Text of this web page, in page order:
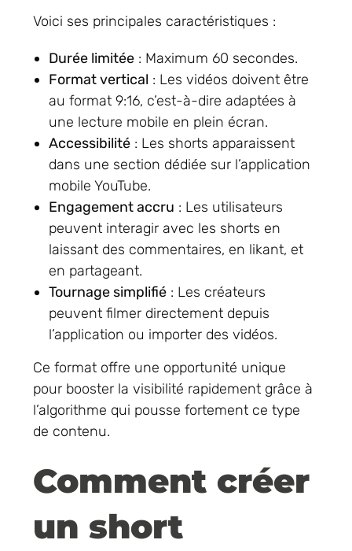
Voici ses principales caractéristiques :
Durée limitée : Maximum 60 secondes.
Format vertical : Les vidéos doivent être
au format 9:16, c’est-à-dire adaptées à
une lecture mobile en plein écran.
Accessibilité : Les shorts apparaissent
dans une section dédiée sur l’application
mobile YouTube.
Engagement accru : Les utilisateurs
peuvent interagir avec les shorts en
laissant des commentaires, en likant, et
en partageant.
Tournage simplifié : Les créateurs
peuvent filmer directement depuis
l’application ou importer des vidéos.
Ce format offre une opportunité unique
pour booster la visibilité rapidement grâce à
l’algorithme qui pousse fortement ce type
de contenu.
Comment créer
un short